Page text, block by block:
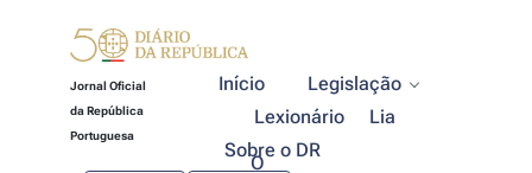
Jornal Oficial
da República
Portuguesa
Início
Legislação
Lexionário
Lia
Sobre o DR
O